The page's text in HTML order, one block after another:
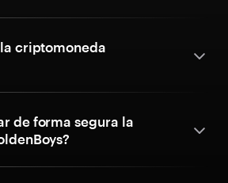
criptomoneda
de forma segura la